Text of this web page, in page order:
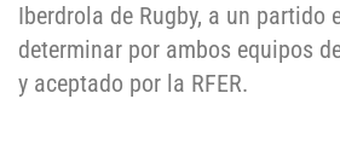
Iberdrola de Rugby, a un partido
determinar por ambos equipos
y aceptado por la RFER.